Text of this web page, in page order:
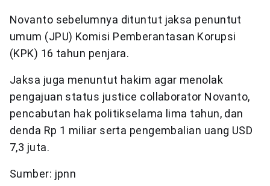
Novanto sebelumnya dituntut jaksa penuntut
umum (JPU) Komisi Pemberantasan Korupsi
(KPK) 16 tahun penjara.
Jaksa juga menuntut hakim agar menolak
pengajuan status justice collaborator Novanto,
pencabutan hak politikselama lima tahun, dan
denda Rp 1 miliar serta pengembalian uang USD
7,3 juta.
Sumber: jpnn